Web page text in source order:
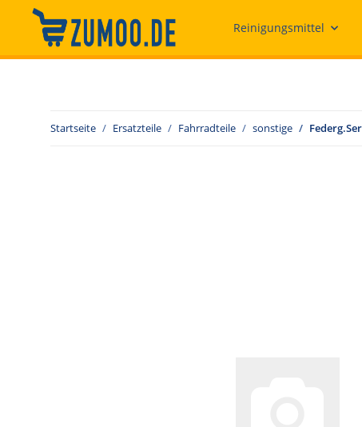
Reinigungsmittel
Startseite Ersatzteile Fahrradteile sonstige